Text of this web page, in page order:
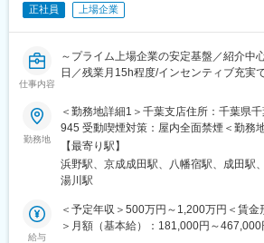
◎質の高いお客様との出会いを安定的に創
万PV・年間118万人のユーザーを集め、
人！
■教育体制
投資銀行出身の代表が、自らの経験を
育成プログラムがございます！単なる不
なく、お客様の資産を最大化するための
ます。代表自らがOJTや実践的なロール
ローいたします！
正社員 上場企業
仕事内容
～プライム上場企業の安定基盤／紹介中
日／残業月15h程度/インセンティブ充実
■職務概要：
当社は累計引渡し棟数14万棟超を誇る低
ディングカンパニーです。
生命保険の提案先を自ら開拓する営業で
するお客様のライフプラン設計から関わ
住宅ローン・火災保険・生命保険をワン
様の住まいと人生を支える総合コンサル
す。
勤務地
＜勤務地詳細1＞千葉支店住所：千葉県
945 受動喫煙対策：屋内全面禁煙＜勤務
葉県成田市東和田557番地5 受動喫煙対
詳細3＞松戸支店住所：松戸市新松戸3丁目15 KS12ビル
喫煙対策：屋内全面禁煙変更の範囲：会
【最寄り駅】
浜野駅、京成成田駅、八幡宿駅、成田駅
湯川駅
給与
＜予定年収＞500万円～1,200万円＜賃金
＞月額（基本給）：181,000円～